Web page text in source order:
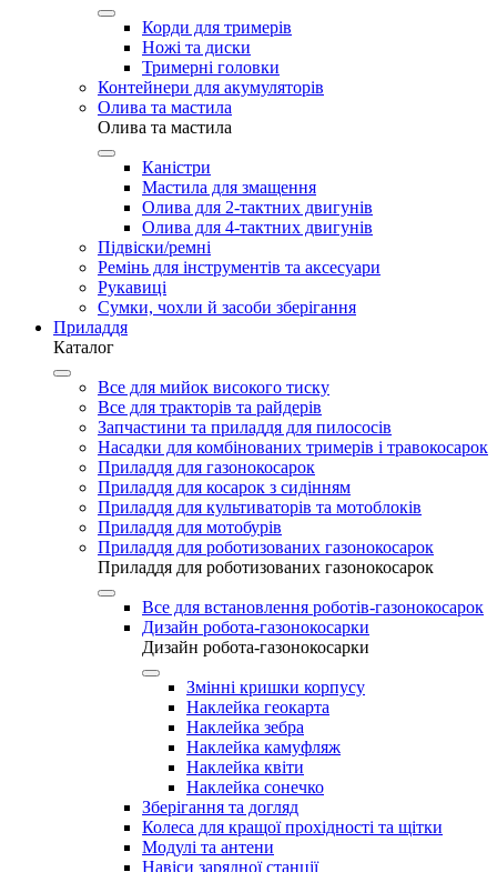
Корди для тримерів
Ножі та диски
Тримерні головки
Контейнери для акумуляторів
Олива та мастила
Олива та мастила
Каністри
Мастила для змащення
Олива для 2-тактних двигунів
Олива для 4-тактних двигунів
Підвіски/ремні
Ремінь для інструментів та аксесуари
Рукавиці
Сумки, чохли й засоби зберігання
Приладдя
Каталог
Все для мийок високого тиску
Все для тракторів та райдерів
Запчастини та приладдя для пилососів
Насадки для комбінованих тримерів і травокосарок
Приладдя для газонокосарок
Приладдя для косарок з сидінням
Приладдя для культиваторів та мотоблоків
Приладдя для мотобурів
Приладдя для роботизованих газонокосарок
Приладдя для роботизованих газонокосарок
Все для встановлення роботів-газонокосарок
Дизайн робота-газонокосарки
Дизайн робота-газонокосарки
Змінні кришки корпусу
Наклейка геокарта
Наклейка зебра
Наклейка камуфляж
Наклейка квіти
Наклейка сонечко
Зберігання та догляд
Колеса для кращої прохідності та щітки
Модулі та антени
Навіси зарядної станції